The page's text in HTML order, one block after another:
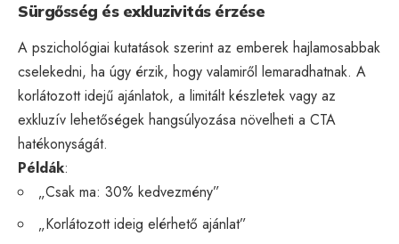
Sürgősség és exkluzivitás érzése
A pszichológiai kutatások szerint az emberek hajlamosabbak
cselekedni, ha úgy érzik, hogy valamiről lemaradhatnak. A
korlátozott idejű ajánlatok, a limitált készletek vagy az
exkluzív lehetőségek hangsúlyozása növelheti a CTA
hatékonyságát.
Példák:
„Csak ma: 30% kedvezmény”
„Korlátozott ideig elérhető ajánlat”